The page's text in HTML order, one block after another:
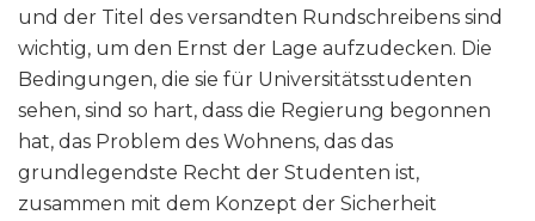
und der Titel des versandten Rundschreibens sind
wichtig, um den Ernst der Lage aufzudecken. Die
Bedingungen, die sie für Universitätsstudenten
sehen, sind so hart, dass die Regierung begonnen
hat, das Problem des Wohnens, das das
grundlegendste Recht der Studenten ist,
zusammen mit dem Konzept der Sicherheit